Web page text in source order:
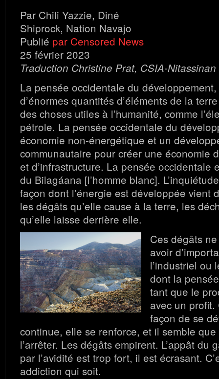
Par Chili Yazzie, Diné
Shiprock, Nation Navajo
Publié par Censored News
25 février 2023
Traduction Christine Prat, CSIA-Nitassinan
La pensée occidentale du développement,
d’énormes quantités d’éléments de la
des choses utiles à l’humanité, comme
pétrole. La pensée occidentale du
économie non-énergétique et un
communautaire pour créer une économie
et d’infrastructure. La pensée occidentale
du Bilagáana [l’homme blanc].
façon dont l’énergie est développée vient
les dégâts qu’elle cause à la terre, les
qu’elle laisse derrière elle.
Ces dégâts
avoir
l’industriel ou
dont la
tant que le
avec un
façon de se
continue, elle se renforce, et il semble
l’arrêter. Les dégâts empirent. L’appât du
par l’avidité est trop fort, il est écrasant.
addiction qui soit.